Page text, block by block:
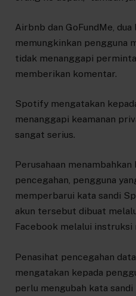
Airbnb dan GoFundMe, dua
memungkinkan pengguna
tidak menanggapi
memberikan komentar.
Spotify mengatakan
menanggapi keamanan
sangat serius.
Perusahaan
pencegahan, pengguna
memperbarui kata sandi
akun tersebut dibuat
Facebook melalui instruksi
Penasihat pencegahan
mengatakan kepada
perlu mengubah kata